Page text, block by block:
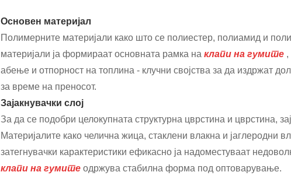
Основен материјал
Полимерните материјали како што се полиестер, полиамид и
материјали ја формираат основната рамка на клапи на гумите ,
абење и отпорност на топлина - клучни својства за да издржат
за време на преносот.
Зајакнувачки слој
За да се подобри целокупната структурна цврстина и цврстина,
Материјалите како челична жица, стаклени влакна и јаглеродни
затегнувачки карактеристики ефикасно ја надоместуваат
клапи на гумите одржува стабилна форма под оптоварување.